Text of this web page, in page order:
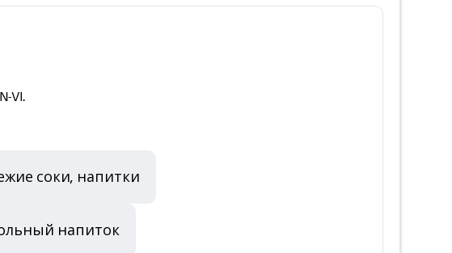
VI.
соки, напитки
напиток